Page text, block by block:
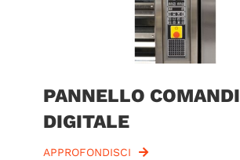
PANNELLO COMANDI
DIGITALE
APPROFONDISCI